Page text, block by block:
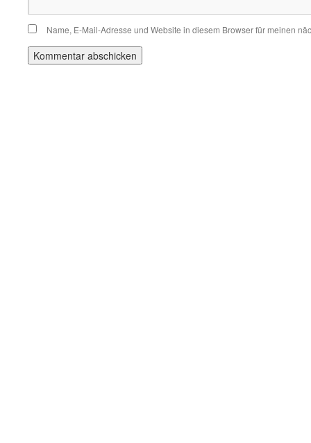
Name, E-Mail-Adresse und Website in diesem Browser für meinen